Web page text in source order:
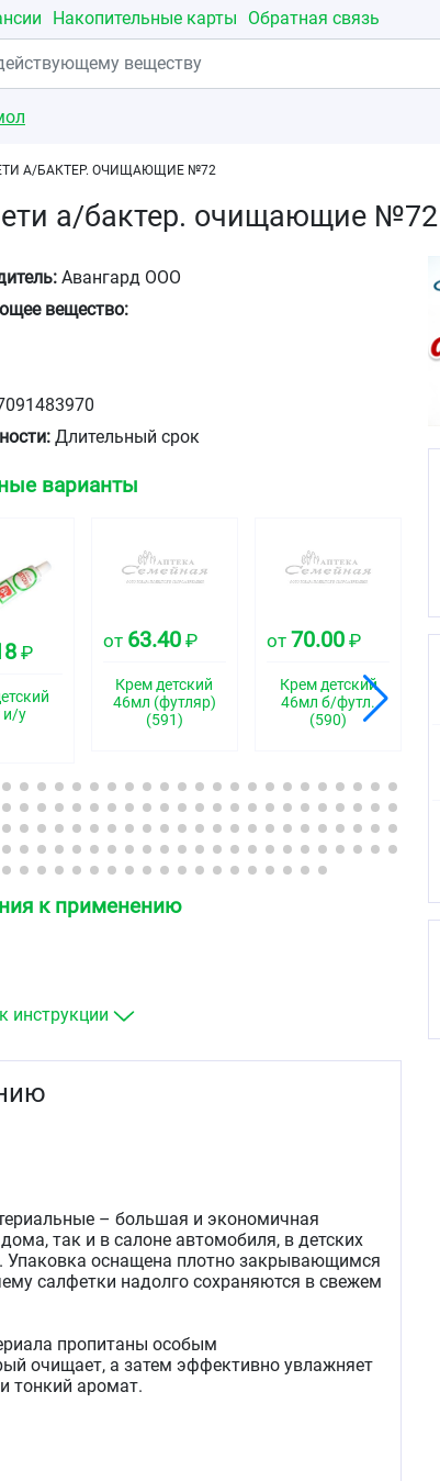
Накопительные карты Обратная связь
А/БАКТЕР. ОЧИЩАЮЩИЕ №72
а/бактер. очищающие №72
Авангард ООО
вещество:
Длительный срок
варианты
₽
и/у
от 63.40₽
Крем детский
46мл (футляр)
(591)
от70.00 ₽
Крем детский
46мл б/футл.
(590)
к применению
инструкции
– большая и экономичная
так и в салоне автомобиля, в детских
Упаковка оснащена плотно закрывающимся
салфетки надолго сохраняются в свежем
пропитаны особым
очищает, а затем эффективно увлажняет
тонкий аромат.